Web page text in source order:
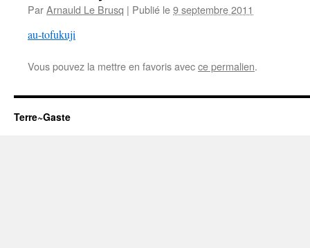
ParArnauld Le Brusq | Publié le9 septembre 2011
au-tofukuji
Vous pouvez la mettre en favoris avecce permalien.
Terre~Gaste